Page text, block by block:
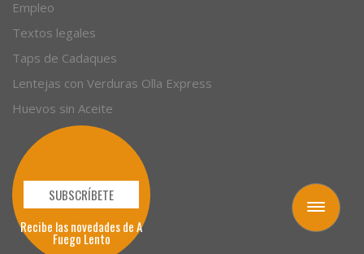
Toggle
navigation
Empleo
Textos legales
Taps de Cadaques
Lentejas con Verduras Olla Express
Huevos sin Aceite
SUBSCRÍBETE
Recibe las novedades de A
Fuego Lento